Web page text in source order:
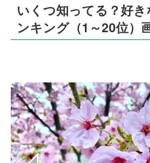
いくつ知ってる？好
ンキング（1～20位）